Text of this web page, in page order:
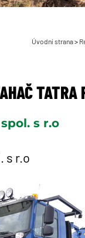
Úvodní strana>
spol. s r.o
s r.o